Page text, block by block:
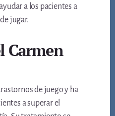
a los pacientes a
jugar.
Carmen
de juego y ha
a superar el